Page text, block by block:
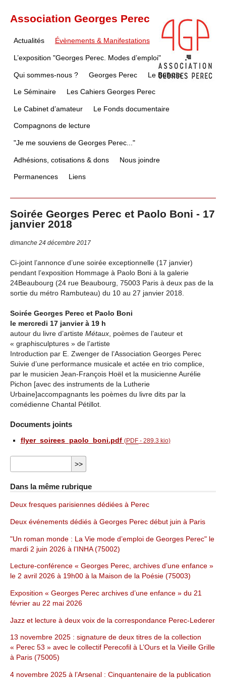
Association Georges Perec
Actualités Évènements & Manifestations
L’exposition "Georges Perec. Modes d’emploi"
Qui sommes-nous ? Georges Perec Le Bulletin
Le Séminaire Les Cahiers Georges Perec
Le Cabinet d’amateur Le Fonds documentaire
Compagnons de lecture
"Je me souviens de Georges Perec..."
Adhésions, cotisations & dons Nous joindre
Permanences Liens
Soirée Georges Perec et Paolo Boni - 17
janvier 2018
dimanche 24 décembre 2017
Ci-joint l’annonce d’une soirée exceptionnelle (17 janvier)
pendant l’exposition Hommage à Paolo Boni à la galerie
24Beaubourg (24 rue Beaubourg, 75003 Paris à deux pas de la
sortie du métro Rambuteau) du 10 au 27 janvier 2018.
Soirée Georges Perec et Paolo Boni
le mercredi 17 janvier à 19 h
autour du livre d’artiste Métaux, poèmes de l’auteur et
« graphisculptures » de l’artiste
Introduction par E. Zwenger de l’Association Georges Perec
Suivie d’une performance musicale et actée en trio complice,
par le musicien Jean-François Hoël et la musicienne Aurélie
Pichon [avec des instruments de la Lutherie
Urbaine]accompagnants les poèmes du livre dits par la
comédienne Chantal Pétillot.
Documents joints
flyer_soirees_paolo_boni.pdf (PDF- 289.3 kio)
Dans la même rubrique
Deux fresques parisiennes dédiées à Perec
Deux événements dédiés à Georges Perec début juin à Paris
"Un roman monde : La Vie mode d’emploi de Georges Perec" le
mardi 2 juin 2026 à l’INHA (75002)
Lecture-conférence « Georges Perec, archives d’une enfance »
le 2 avril 2026 à 19h00 à la Maison de la Poésie (75003)
Exposition « Georges Perec archives d’une enfance » du 21
février au 22 mai 2026
Jazz et lecture à deux voix de la correspondance Perec-Lederer
13 novembre 2025 : signature de deux titres de la collection
« Perec 53 » avec le collectif Perecofil à L’Ours et la Vieille Grille
à Paris (75005)
4 novembre 2025 à l’Arsenal : Cinquantenaire de la publication